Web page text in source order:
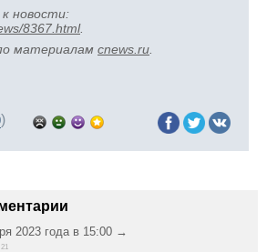
новости:
8367.html.
материалам cnews.ru
)
2023 года в 15:00 →
21